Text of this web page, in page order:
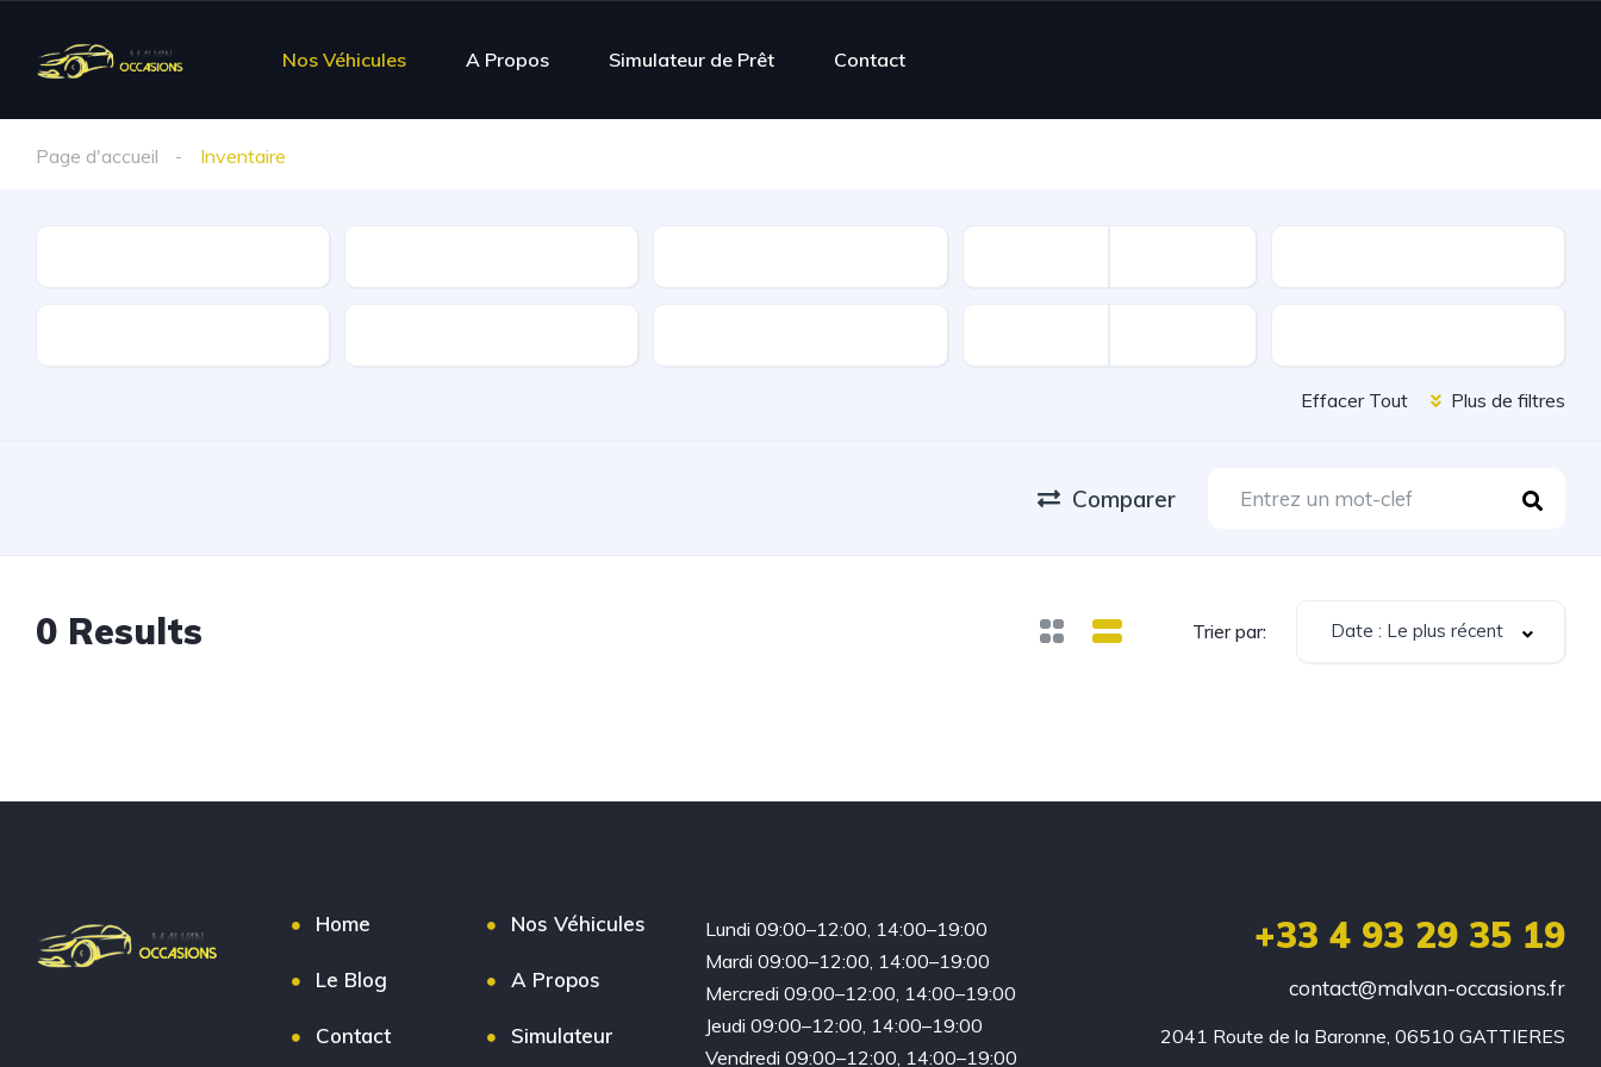
Nos Véhicules A Propos Simulateur de Prêt Contact
Page d'accueil Inventaire
Effacer Tout Plus de filtres
Comparer
0 Results Trier par: Date : Le plus récent
Home Nos Véhicules
Le Blog A Propos
Contact Simulateur
Lundi 09:00–12:00, 14:00–19:00
Mardi 09:00–12:00, 14:00–19:00
Mercredi 09:00–12:00, 14:00–19:00
Jeudi 09:00–12:00, 14:00–19:00
Vendredi 09:00–12:00, 14:00–19:00
+33 4 93 29 35 19
contact@malvan-occasions.fr
2041 Route de la Baronne, 06510 GATTIERES